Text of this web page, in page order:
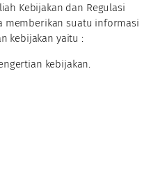
Kebijakan dan Regulasi
memberikan suatu informasi
kebijakan yaitu :
kebijakan.